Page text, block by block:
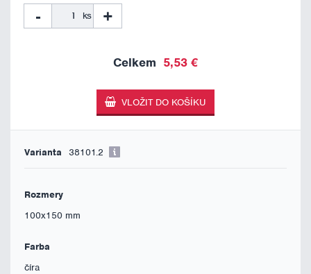
- ks +
5,53 €
38101.2
100x150 mm
číra